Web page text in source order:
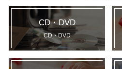
CD・DVD
CD・DVD